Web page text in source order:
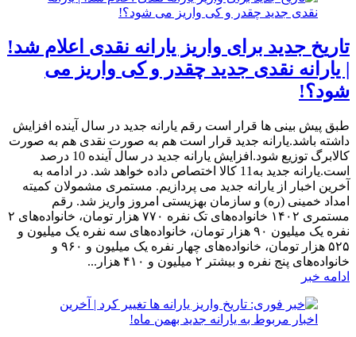
تاریخ جدید برای واریز یارانه نقدی اعلام شد!
| یارانه نقدی جدید چقدر و کی واریز می
شود؟!
طبق پیش بینی ها قرار است رقم یارانه جدید در سال آینده افزایش
داشته باشد.یارانه جدید قرار است هم به صورت نقدی هم به صورت
کالابرگ توزیع شود.افزایش یارانه جدید در سال آینده 10 درصد
است.یارانه جدید به11 کالا اختصاص داده خواهد شد. در ادامه به
آخرین اخبار از یارانه جدید می پردازیم. مستمری مشمولان کمیته
امداد خمینی (ره) و سازمان بهزیستی امروز واریز شد. رقم
مستمری ۱۴۰۲ خانواده‌های تک نفره ۷۷۰ هزار تومان، خانواده‌های ۲
نفره یک میلیون ۹۰ هزار تومان، خانواده‌های سه نفره یک میلیون و
۵۲۵ هزار تومان، خانواده‌های چهار نفره یک میلیون و ۹۶۰ و
خانواده‌های پنج نفره و بیشتر ۲ میلیون و ۴۱۰ هزار...
ادامه خبر